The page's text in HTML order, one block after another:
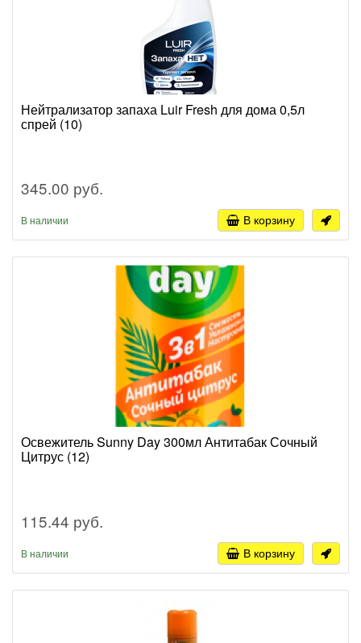
Нейтрализатор запаха Luir Fresh для дома 0,5л
спрей (10)
345.00 руб.
В наличии В корзину
Освежитель Sunny Day 300мл Антитабак Сочный
Цитрус (12)
115.44 руб.
В наличии В корзину